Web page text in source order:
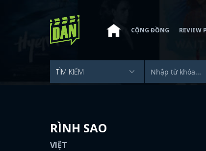
CỘNG ĐỒNG REVIEW
RÌNH SAO
VIỆT